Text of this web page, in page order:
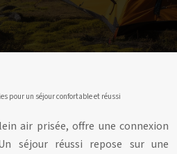
pour un séjour confortable et réussi
air prisée, offre une connexion
séjour réussi repose sur une